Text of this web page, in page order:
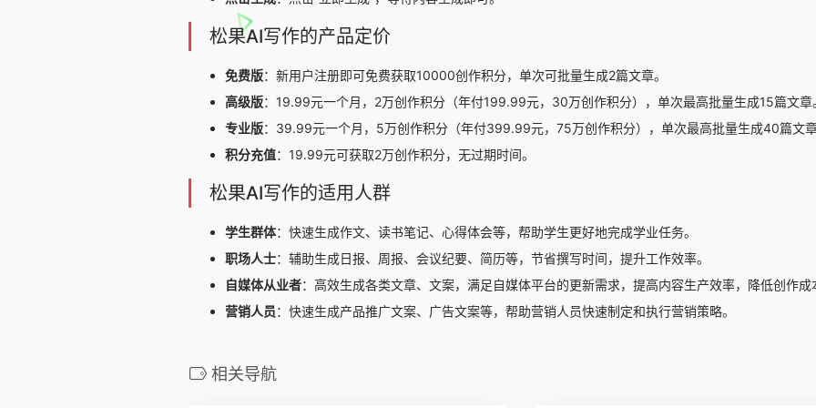
松果AI写作的产品定价
免费版：新用户注册即可免费获取10000创作积分，单次可批量生成2篇文章。
高级版：19.99元一个月，2万创作积分（年付199.99元，30万创作积分），单次最高批量生成15篇文章
专业版：39.99元一个月，5万创作积分（年付399.99元，75万创作积分），单次最高批量生成40篇文章
积分充值：19.99元可获取2万创作积分，无过期时间。
松果AI写作的适用人群
学生群体：快速生成作文、读书笔记、心得体会等，帮助学生更好地完成学业任务。
职场人士：辅助生成日报、周报、会议纪要、简历等，节省撰写时间，提升工作效率。
自媒体从业者：高效生成各类文章、文案，满足自媒体平台的更新需求，提高内容生产效率，降低创作成
营销人员：快速生成产品推广文案、广告文案等，帮助营销人员快速制定和执行营销策略。
相关导航